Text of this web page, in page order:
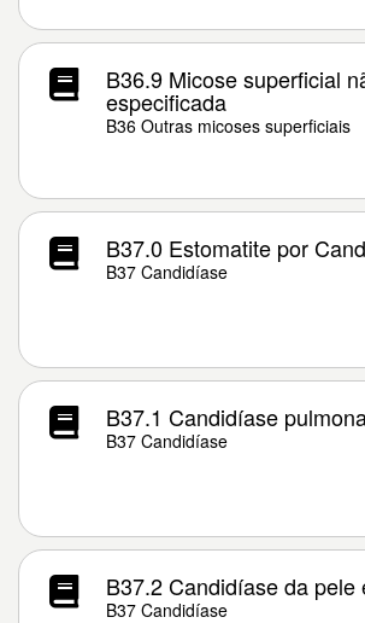
B36.9 Micose superficial
especificada
B36 Outras micoses superficiais
B37.0 Estomatite por
B37 Candidíase
B37.1 Candidíase
B37 Candidíase
B37.2 Candidíase da pele
B37 Candidíase